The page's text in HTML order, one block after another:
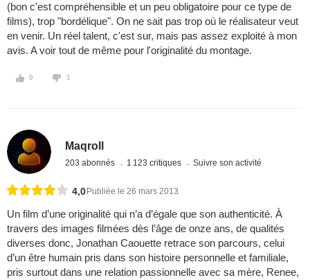
(bon c'est compréhensible et un peu obligatoire pour ce type de
films), trop "bordélique". On ne sait pas trop où le réalisateur veut
en venir. Un réel talent, c'est sur, mais pas assez exploité à mon
avis. A voir tout de même pour l'originalité du montage.
0 1
Maqroll
203 abonnés 1 123 critiques Suivre son activité
4,0 Publiée le 26 mars 2013
Un film d’une originalité qui n’a d’égale que son authenticité. À
travers des images filmées dès l’âge de onze ans, de qualités
diverses donc, Jonathan Caouette retrace son parcours, celui
d’un être humain pris dans son histoire personnelle et familiale,
pris surtout dans une relation passionnelle avec sa mère, Renee,